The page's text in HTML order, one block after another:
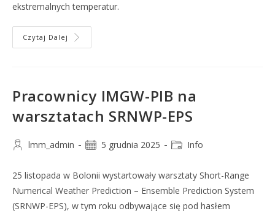
ekstremalnych temperatur.
Czytaj Dalej
Pracownicy IMGW-PIB na
warsztatach SRNWP-EPS
lmm_admin 5 grudnia 2025 Info
25 listopada w Bolonii wystartowały warsztaty Short-Range
Numerical Weather Prediction – Ensemble Prediction System
(SRNWP-EPS), w tym roku odbywające się pod hasłem